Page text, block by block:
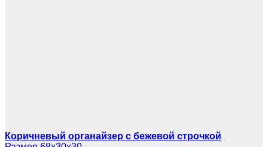
Коричневый органайзер с бежевой строчкой